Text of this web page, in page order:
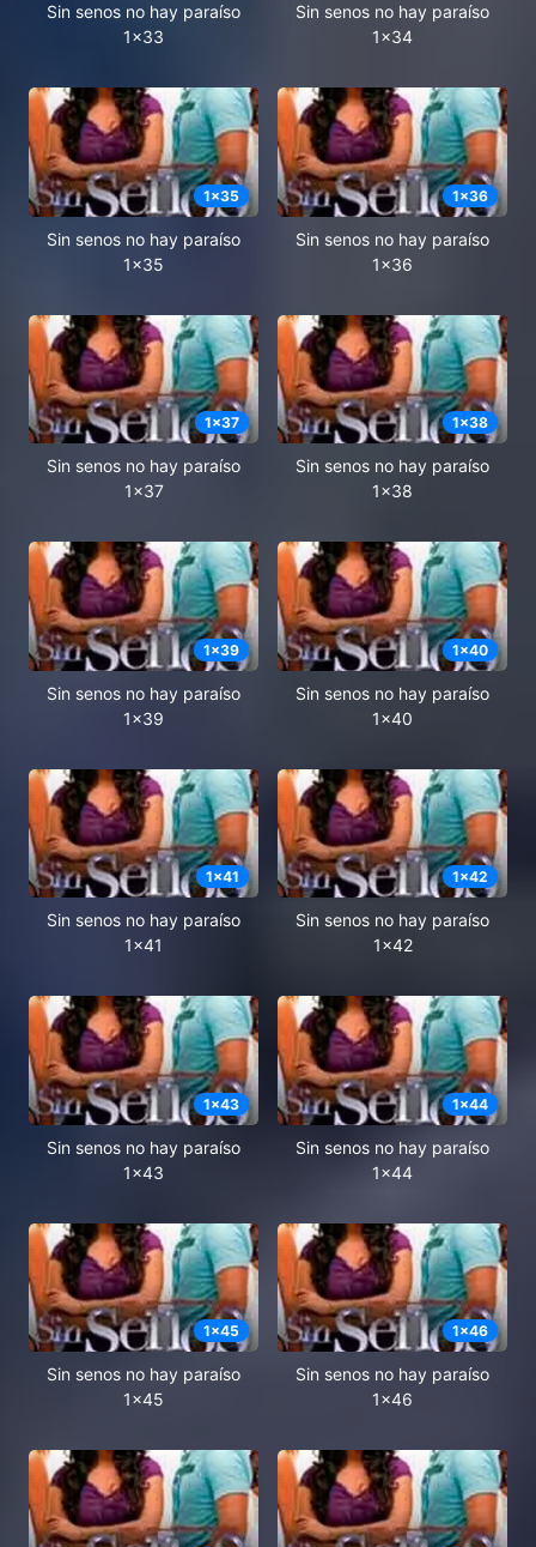
Sin senos no hay paraíso
1x33
Sin senos no hay paraíso
1x34
1x35
Sin senos no hay paraíso
1x35
1x36
Sin senos no hay paraíso
1x36
1x37
Sin senos no hay paraíso
1x37
1x38
Sin senos no hay paraíso
1x38
1x39
Sin senos no hay paraíso
1x39
1x40
Sin senos no hay paraíso
1x40
1x41
Sin senos no hay paraíso
1x41
1x42
Sin senos no hay paraíso
1x42
1x43
Sin senos no hay paraíso
1x43
1x44
Sin senos no hay paraíso
1x44
1x45
Sin senos no hay paraíso
1x45
1x46
Sin senos no hay paraíso
1x46